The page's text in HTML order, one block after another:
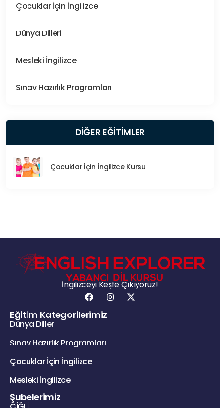
Çocuklar İçin İngilizce
Dünya Dilleri
Mesleki İngilizce
Sınav Hazırlık Programları
DİĞER EĞİTİMLER
Çocuklar İçin İngilizce Kursu
İngilizceyi Keşfe Çıkıyoruz!
Eğitim Kategorilerimiz
Dünya Dilleri
Sınav Hazırlık Programları
Çocuklar İçin İngilizce
Mesleki İngilizce
Şubelerimiz